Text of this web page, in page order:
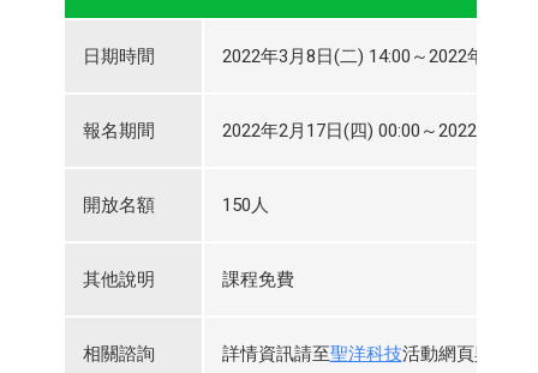
日期時間 2022年3月8日(二) 14:00～2022年3月8
報名期間 2022年2月17日(四) 00:00～2022年3月7
開放名額 150人
其他說明 課程免費
相關諮詢 詳情資訊請至聖洋科技活動網頁與查看